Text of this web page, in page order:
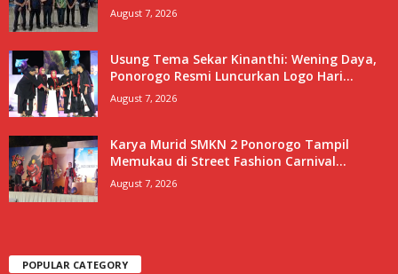
August 7, 2026
Usung Tema Sekar Kinanthi: Wening Daya,
Ponorogo Resmi Luncurkan Logo Hari...
August 7, 2026
Karya Murid SMKN 2 Ponorogo Tampil
Memukau di Street Fashion Carnival...
August 7, 2026
POPULAR CATEGORY